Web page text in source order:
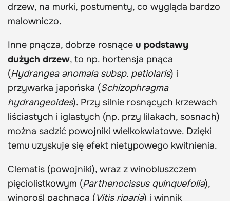
drzew, na murki, postumenty, co wygląda bardzo
malowniczo.
Inne pnącza, dobrze rosnące u podstawy
dużych drzew, to np. hortensja pnąca
(Hydrangea anomala subsp. petiolaris) i
przywarka japońska (Schizophragma
hydrangeoides). Przy silnie rosnących krzewach
liściastych i iglastych (np. przy lilakach, sosnach)
można sadzić powojniki wielkokwiatowe. Dzięki
temu uzyskuje się efekt nietypowego kwitnienia.
Clematis (powojniki), wraz z winobluszczem
pięciolistkowym (Parthenocissus quinquefolia),
winorośl pachnąca (Vitis riparia) i winnik